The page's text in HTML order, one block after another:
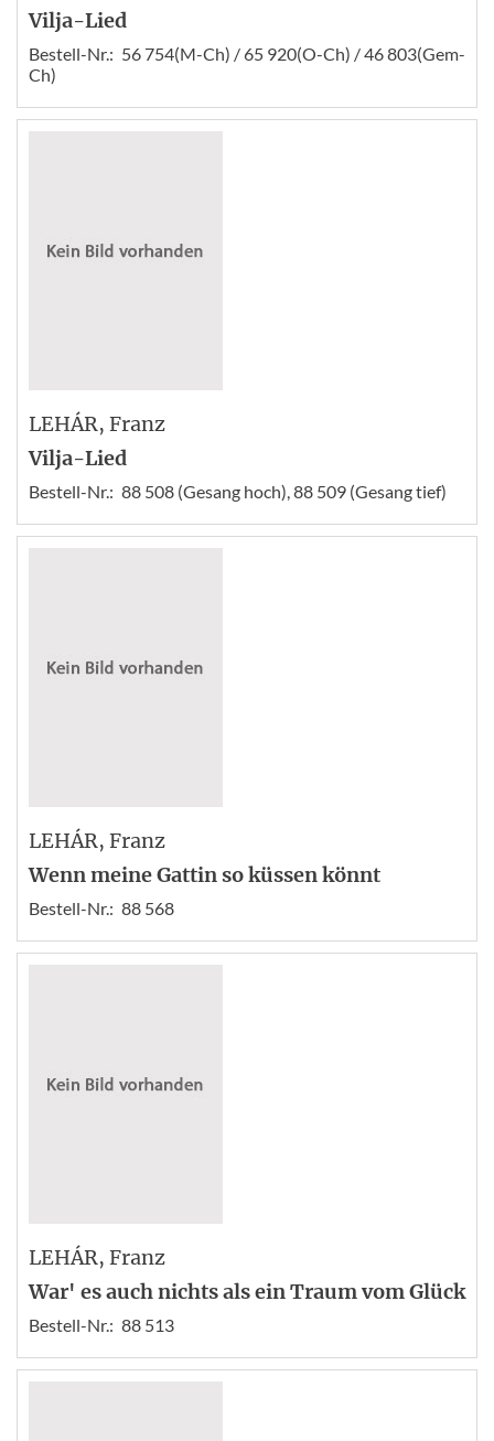
Vilja-Lied
Bestell-Nr.: 56 754(M-Ch) / 65 920(O-Ch) / 46 803(Gem-
Ch)
LEHÁR, Franz
Vilja-Lied
Bestell-Nr.: 88 508 (Gesang hoch), 88 509 (Gesang tief)
LEHÁR, Franz
Wenn meine Gattin so küssen könnt
Bestell-Nr.: 88 568
LEHÁR, Franz
War' es auch nichts als ein Traum vom Glück
Bestell-Nr.: 88 513